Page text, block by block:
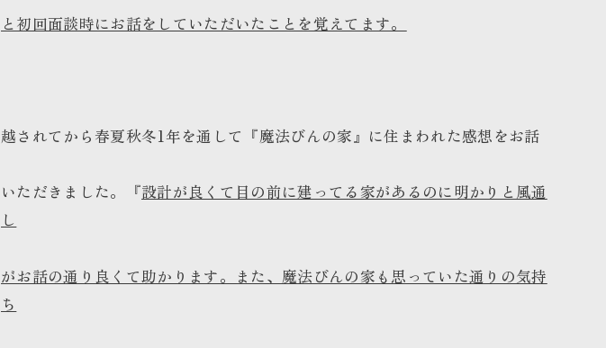
と初回面談時にお話をしていただいたことを覚えてます。
越されてから春夏秋冬1年を通して『魔法びんの家』に住まわれた感想をお話
いただきました。『設計が良くて目の前に建ってる家があるのに明かりと風通
し
がお話の通り良くて助かります。また、魔法びんの家も思っていた通りの気持
ち